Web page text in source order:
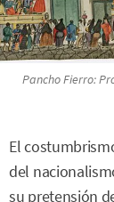
Pancho Fierro:
El
del
su pretensión